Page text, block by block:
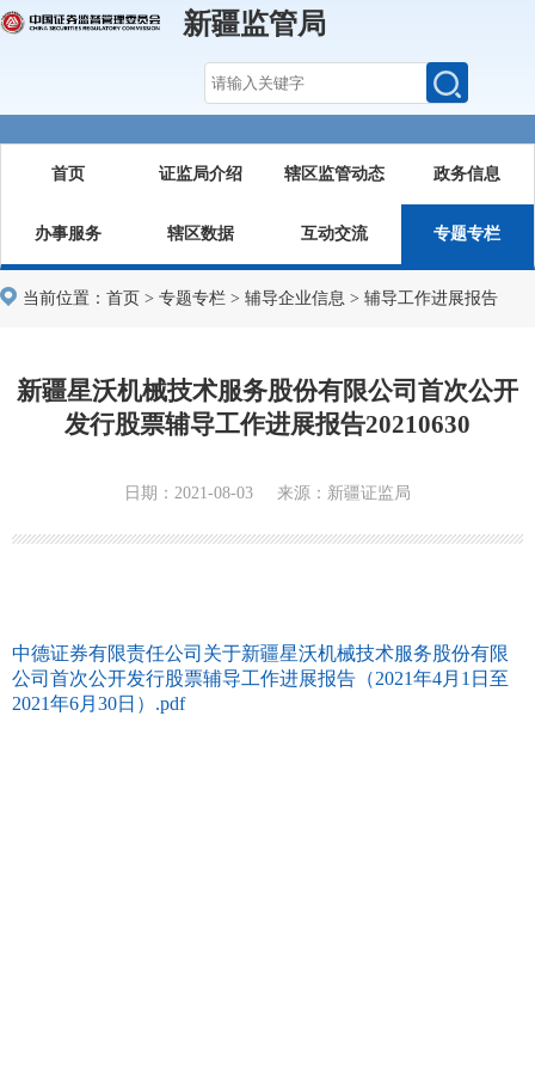
新疆监管局
首页 证监局介绍 辖区监管动态 政务信息
办事服务 辖区数据 互动交流 专题专栏
当前位置： 首页 > 专题专栏 > 辅导企业信息 > 辅导工作进展报告
新疆星沃机械技术服务股份有限公司首次公开
发行股票辅导工作进展报告20210630
日期：2021-08-03 来源：新疆证监局
中德证券有限责任公司关于新疆星沃机械技术服务股份有限
公司首次公开发行股票辅导工作进展报告（2021年4月1日至
2021年6月30日）.pdf